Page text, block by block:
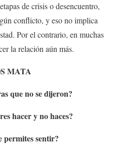
de crisis o desencuentro,
conflicto, y eso no implica
Por el contrario, en muchas
la relación aún más.
MATA
que no se dijeron?
hacer y no haces?
permites sentir?